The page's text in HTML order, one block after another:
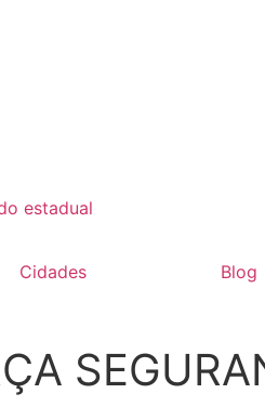
Cidades Blog